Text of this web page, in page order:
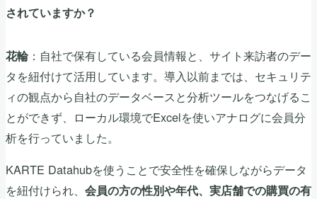
されていますか？
花輪：自社で保有している会員情報と、サイト来訪者のデー
タを紐付けて活用しています。導入以前までは、セキュリテ
ィの観点から自社のデータベースと分析ツールをつなげるこ
とができず、ローカル環境でExcelを使いアナログに会員分
析を行っていました。
KARTE Datahubを使うことで安全性を確保しながらデータ
を紐付けられ、 会員の方の性別や年代、実店舗での購買の有